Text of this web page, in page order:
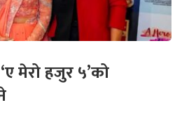
मेरो हजुर ५’को